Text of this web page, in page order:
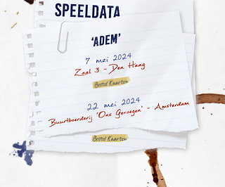
Bestel Kaarten
Bestel Kaarten